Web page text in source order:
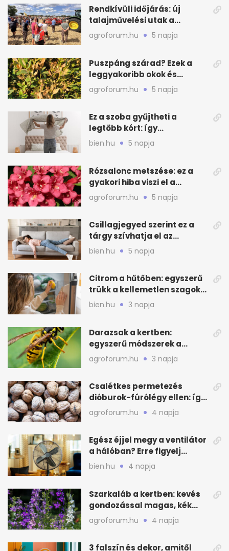
Rendkívüli időjárás: új
talajművelési utak a
gazdáknak
agroforum.hu 5 napja
Puszpáng szárad? Ezek a
leggyakoribb okok és
teendők
agroforum.hu 5 napja
Ez a szoba gyűjtheti a
legtöbb kórt: így
mélytisztítsd otthon
bien.hu 5 napja
Rózsalonc metszése: ez a
gyakori hiba viszi el a
virágzást
agroforum.hu 5 napja
Csillagjegyed szerint ez a
tárgy szívhatja el az
otthonod energiáját
bien.hu 5 napja
Citrom a hűtőben: egyszerű
trükk a kellemetlen szagok
ellen
bien.hu 3 napja
Darazsak a kertben:
egyszerű módszerek a
távoltartásukra nyáron
agroforum.hu 3 napja
Csalétkes permetezés
dióburok-fúrólégy ellen: így
csináld a kertben
agroforum.hu 4 napja
Egész éjjel megy a ventilátor
a hálóban? Erre figyelj
alvásnál nyáron
bien.hu 4 napja
Szarkaláb a kertben: kevés
gondozással magas, kék
virágfalat ad
agroforum.hu 4 napja
3 falszín és dekor, amitől